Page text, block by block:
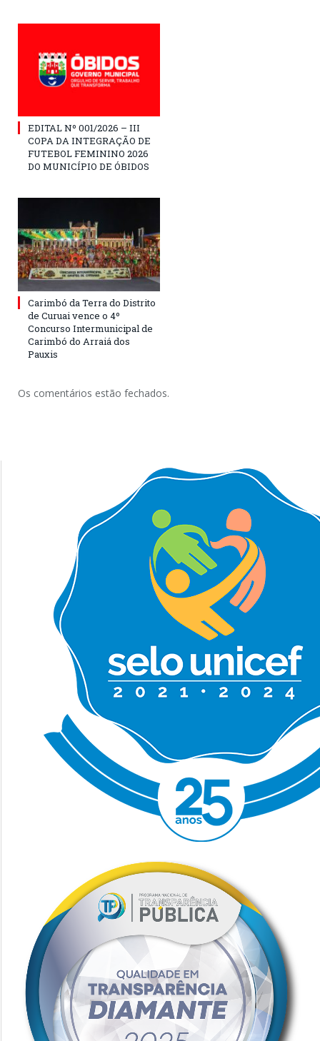
EDITAL Nº 001/2026 – III
COPA DA INTEGRAÇÃO DE
FUTEBOL FEMININO 2026
DO MUNICÍPIO DE ÓBIDOS
Carimbó da Terra do Distrito
de Curuai vence o 4º
Concurso Intermunicipal de
Carimbó do Arraiá dos
Pauxis
Os comentários estão fechados.